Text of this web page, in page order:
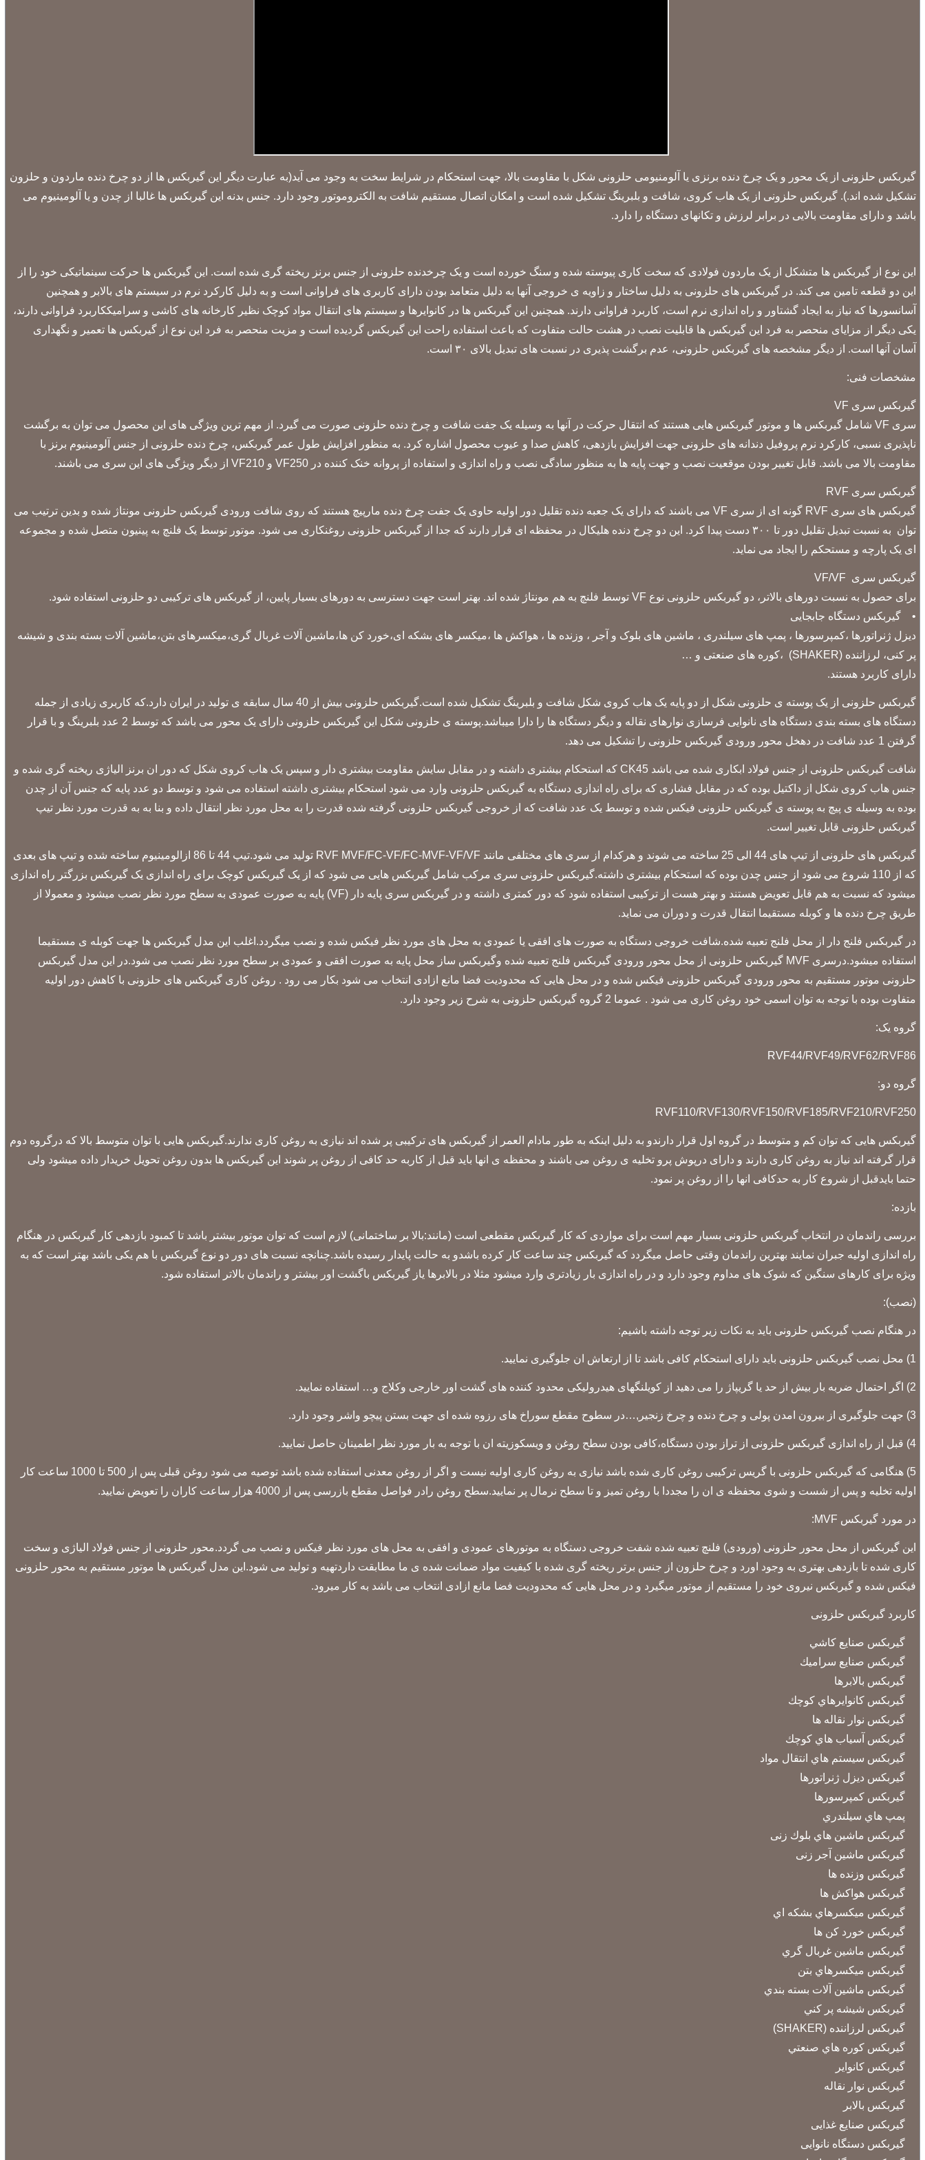
گیربکس حلزونی از یک محور و یک چرخ دنده برنزی یا آلومنیومی حلزونی شکل با مقاومت بالا، جهت استحکام در شرایط سخت به وجود می آید(به عبارت دیگر این گیربکس ها از دو چرخ دنده ماردون و حلزون
تشکیل شده اند.). گیربکس حلزونی از یک هاب کروی، شافت و بلبرینگ تشکیل شده است و امکان اتصال مستقیم شافت به الکتروموتور وجود دارد. جنس بدنه این گیربکس ها غالبا از چدن و یا آلومینیوم می
باشد و دارای مقاومت بالایی در برابر لرزش و تکانهای دستگاه را دارد.
این نوع از گیربکس ها متشکل از یک ماردون فولادی که سخت کاری پیوسته شده و سنگ خورده است و یک چرخدنده حلزونی از جنس برنز ریخته گری شده است. این گیربکس ها حرکت سینماتیکی خود را از
این دو قطعه تامین می کند. در گیربکس های حلزونی به دلیل ساختار و زاویه ی خروجی آنها به دلیل متعامد بودن دارای کاربری های فراوانی است و به دلیل کارکرد نرم در سیستم های بالابر و همچنین
آسانسورها که نیاز به ایجاد گشتاور و راه اندازی نرم است، کاربرد فراوانی دارند. همچنین این گیربکس ها در کانوایرها و سیستم های انتقال مواد کوچک نظیر کارخانه های کاشی و سرامیککاربرد فراوانی دارند،
یکی دیگر از مزایای منحصر به فرد این گیربکس ها قابلیت نصب در هشت حالت متفاوت که باعث استفاده راحت این گیربکس گردیده است و مزیت منحصر به فرد این نوع از گیربکس ها تعمیر و نگهداری
آسان آنها است. از دیگر مشخصه های گیربکس حلزونی، عدم برگشت پذیری در نسبت های تبدیل بالای ۳۰ است.
مشخصات فنی:
گیربکس سری VF
سری VF شامل گیربکس ها و موتور گیربکس هایی هستند که انتقال حرکت در آنها به وسیله یک جفت شافت و چرخ دنده حلزونی صورت می گیرد. از مهم ترین ویژگی های این محصول می توان به برگشت
ناپذیری نسبی، کارکرد نرم پروفیل دندانه های حلزونی جهت افزایش بازدهی، کاهش صدا و عیوب محصول اشاره کرد. به منظور افزایش طول عمر گیربکس، چرخ دنده حلزونی از جنس آلومینیوم برنز با
مقاومت بالا می باشد. قابل تغییر بودن موقعیت نصب و جهت پایه ها به منظور سادگی نصب و راه اندازی و استفاده از پروانه خنک کننده در VF250 و VF210 از دیگر ویژگی های این سری می باشند.
گیربکس سری RVF
گیربکس های سری RVF گونه ای از سری VF می باشند که دارای یک جعبه دنده تقلیل دور اولیه حاوی یک جفت چرخ دنده مارپیچ هستند که روی شافت ورودی گیربکس حلزونی مونتاژ شده و بدین ترتیب می
توان به نسبت تبدیل تقلیل دور تا ۳۰۰ دست پیدا کرد. این دو چرخ دنده هلیکال در محفظه ای قرار دارند که جدا از گیربکس حلزونی روغنکاری می شود. موتور توسط یک فلنچ به پینیون متصل شده و مجموعه
ای یک پارچه و مستحکم را ایجاد می نماید.
گیربکس سری VF/VF
برای حصول به نسبت دورهای بالاتر، دو گیربکس حلزونی نوع VF توسط فلنچ به هم مونتاژ شده اند. بهتر است جهت دسترسی به دورهای بسیار پایین، از گیربکس های ترکیبی دو حلزونی استفاده شود.
• گیربکس دستگاه جابجایی
دیزل ژنراتورها ،کمپرسورها ، پمپ های سیلندری ، ماشین های بلوک و آجر ، وزنده ها ، هواکش ها ،میکسر های بشکه ای،خورد کن ها،ماشین آلات غربال گری،میکسرهای بتن،ماشین آلات بسته بندی و شیشه
پر کنی، لرزاننده (SHAKER) ،کوره های صنعتی و …
دارای کاربرد هستند.
گیربکس حلزونی از یک پوسته ی حلزونی شکل از دو پایه یک هاب کروی شکل شافت و بلبرینگ تشکیل شده است.گیربکس حلزونی بیش از 40 سال سابقه ی تولید در ایران دارد.که کاربری زیادی از جمله
دستگاه های بسته بندی دستگاه های نانوایی فرسازی نوارهای نقاله و دیگر دستگاه ها را دارا میباشد.پوسته ی حلزونی شکل این گیربکس حلزونی دارای یک محور می باشد که توسط 2 عدد بلبرینگ و با قرار
گرفتن 1 عدد شافت در دهخل محور ورودی گیربکس حلزونی را تشکیل می دهد.
شافت گیربکس حلزونی از جنس فولاد ابکاری شده می باشد CK45 که استحکام بیشتری داشته و در مقابل سایش مقاومت بیشتری دار و سپس یک هاب کروی شکل که دور ان برنز الیاژی ریخته گری شده و
جنس هاب کروی شکل از داکتیل بوده که در مقابل فشاری که برای راه اندازی دستگاه به گیربکس حلزونی وارد می شود استحکام بیشتری داشته استفاده می شود و توسط دو عدد پایه که جنس آن از چدن
بوده به وسیله ی پیچ به پوسته ی گیربکس حلزونی فیکس شده و توسط یک عدد شافت که از خروجی گیربکس حلزونی گرفته شده قدرت را به محل مورد نظر انتقال داده و بنا به به قدرت مورد نظر تیپ
گیربکس حلزونی قابل تغییر است.
گیربکس های حلزونی از تیپ های 44 الی 25 ساخته می شوند و هرکدام از سری های مختلفی مانند RVF MVF/FC-VF/FC-MVF-VF/VF تولید می شود.تیپ 44 تا 86 ازالومینیوم ساخته شده و تیپ های بعدی
که از 110 شروع می شود از جنس چدن بوده که استحکام بیشتری داشته.گیربکس حلزونی سری مرکب شامل گیربکس هایی می شود که از یک گیربکس کوچک برای راه اندازی یک گیربکس بزرگتر راه اندازی
میشود که نسبت به هم قابل تعویض هستند و بهتر هست از ترکیبی استفاده شود که دور کمتری داشته و در گیربکس سری پایه دار (VF) پایه به صورت عمودی به سطح مورد نظر نصب میشود و معمولا از
طریق چرخ دنده ها و کوبله مستقیما انتقال قدرت و دوران می نماید.
در گیربکس فلنج دار از محل فلنج تعبیه شده.شافت خروجی دستگاه به صورت های افقی یا عمودی به محل های مورد نظر فیکس شده و نصب میگردد.اغلب این مدل گیربکس ها جهت کوبله ی مستقیما
استفاده میشود.درسری MVF گیربکس حلزونی از محل محور ورودی گیربکس فلنج تعبیه شده وگیربکس ساز محل پایه به صورت افقی و عمودی بر سطح مورد نظر نصب می شود.در این مدل گیربکس
حلزونی موتور مستقیم به محور ورودی گیربکس حلزونی فیکس شده و در محل هایی که محدودیت فضا مانع ازادی انتخاب می شود بکار می رود . روغن کاری گیربکس های حلزونی با کاهش دور اولیه
متفاوت بوده با توجه به توان اسمی خود روغن کاری می شود . عموما 2 گروه گیربکس حلزونی به شرح زیر وجود دارد.
گروه یک:
RVF44/RVF49/RVF62/RVF86
گروه دو:
RVF110/RVF130/RVF150/RVF185/RVF210/RVF250
گیربکس هایی که توان کم و متوسط در گروه اول قرار دارندو به دلیل اینکه به طور مادام العمر از گیربکس های ترکیبی پر شده اند نیازی به روغن کاری ندارند.گیربکس هایی با توان متوسط بالا که درگروه دوم
قرار گرفته اند نیاز به روغن کاری دارند و دارای درپوش پرو تخلیه ی روغن می باشند و محفظه ی انها باید قبل از کاربه حد کافی از روغن پر شوند این گیربکس ها بدون روغن تحویل خریدار داده میشود ولی
حتما بایدقبل از شروع کار به حدکافی انها را از روغن پر نمود.
بازده:
بررسی راندمان در انتخاب گیربکس حلزونی بسیار مهم است برای مواردی که کار گیربکس مقطعی است (مانند:بالا بر ساختمانی) لازم است که توان موتور بیشتر باشد تا کمبود بازدهی کار گیربکس در هنگام
راه اندازی اولیه جبران نمایند بهترین راندمان وقتی حاصل میگردد که گیربکس چند ساعت کار کرده باشدو به حالت پایدار رسیده باشد.چنانچه نسبت های دور دو نوع گیربکس با هم یکی باشد بهتر است که به
ویژه برای کارهای سنگین که شوک های مداوم وجود دارد و در راه اندازی بار زیادتری وارد میشود مثلا در بالابرها یاز گیربکس باگشت اور بیشتر و راندمان بالاتر استفاده شود.
(نصب):
در هنگام نصب گیربکس حلزونی باید به نکات زیر توجه داشته باشیم:
1) محل نصب گیربکس حلزونی باید دارای استحکام کافی باشد تا از ارتعاش ان جلوگیری نمایید.
2) اگر احتمال ضربه بار بیش از حد یا گریپاژ را می دهید از کویلنگهای هیدرولیکی محدود کننده های گشت اور خارجی وکلاج و… استفاده نمایید.
3) جهت جلوگیری از بیرون امدن پولی و چرخ دنده و چرخ زنجیر,…در سطوح مقطع سوراخ های رزوه شده ای جهت بستن پیچو واشر وجود دارد.
4) قبل از راه اندازی گیربکس حلزونی از تراز بودن دستگاه،کافی بودن سطح روغن و ویسکوزیته ان با توجه به بار مورد نظر اطمینان حاصل نمایید.
5) هنگامی که گیربکس حلزونی با گریس ترکیبی روغن کاری شده باشد نیازی به روغن کاری اولیه نیست و اگر از روغن معدنی استفاده شده باشد توصیه می شود روغن قبلی پس از 500 تا 1000 ساعت کار
اولیه تخلیه و پس از شست و شوی محفظه ی ان را مجددا با روغن تمیز و تا سطح نرمال پر نمایید.سطح روغن رادر فواصل مقطع بازرسی پس از 4000 هزار ساعت کاران را تعویض نمایید.
در مورد گیربکس MVF:
این گیربکس از محل محور حلزونی (ورودی) فلنچ تعبیه شده شفت خروجی دستگاه به موتورهای عمودی و افقی به محل های مورد نظر فیکس و نصب می گردد.محور حلزونی از جنس فولاد الیاژی و سخت
کاری شده تا بازدهی بهتری به وجود اورد و چرخ حلزون از جنس برتر ریخته گری شده با کیفیت مواد ضمانت شده ی ما مطابقت داردتهیه و تولید می شود.این مدل گیربکس ها موتور مستقیم به محور حلزونی
فیکس شده و گیربکس نیروی خود را مستقیم از موتور میگیرد و در محل هایی که محدودیت فضا مانع ازادی انتخاب می باشد به کار میرود.
كاربرد گیربکس حلزونی
گیربکس صنايع كاشي
گیربکس صنایع سراميك
گیربکس بالابرها
گیربکس كانوايرهاي كوچك
گیربکس نوار نقاله ها
گیربکس آسياب هاي كوچك
گیربکس سيستم هاي انتقال مواد
گیربکس ديزل ژنراتورها
گیربکس كمپرسورها
پمپ هاي سيلندري
گیربکس ماشين هاي بلوك زنی
گیربکس ماشین آجر زنی
گیربکس وزنده ها
گیربکس هواكش ها
گیربکس ميكسرهاي بشكه اي
گیربکس خورد كن ها
گیربکس ماشين غربال گري
گیربکس ميكسرهاي بتن
گیربکس ماشين آلات بسته بندي
گیربکس شيشه پر كني
گیربکس لرزاننده (SHAKER)
گیربکس كوره هاي صنعتي
گیربکس کانوایر
گیربکس نوار نقاله
گیربکس بالابر
گیربکس صنایع غذایی
گیربکس دستگاه نانوایی